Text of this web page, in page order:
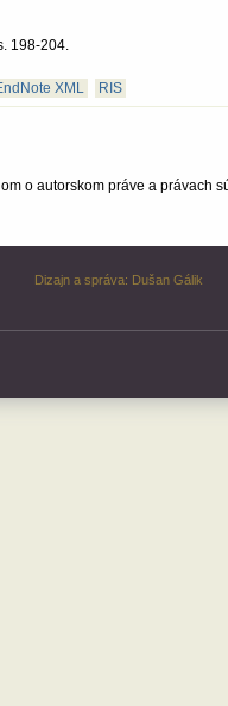
198-204.
XML RIS
o autorskom práve a právach
Dizajn a správa: Dušan Gálik